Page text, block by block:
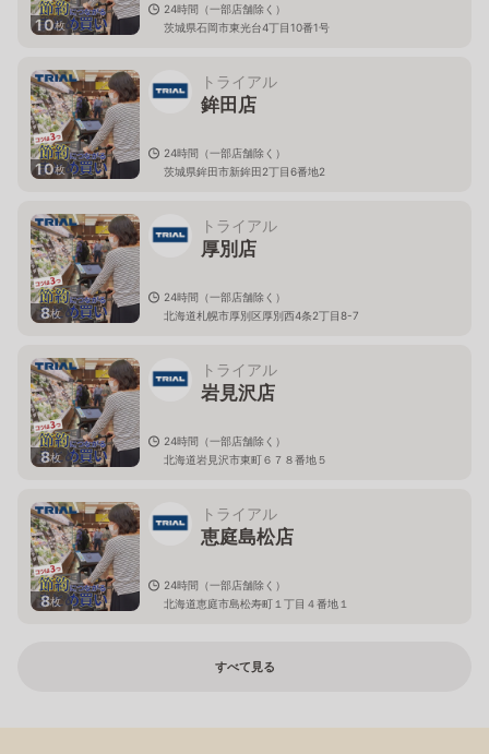
10枚
24時間（一部店舗除く）
茨城県石岡市東光台4丁目10番1号
10枚
トライアル
鉾田店
24時間（一部店舗除く）
茨城県鉾田市新鉾田2丁目6番地2
8枚
トライアル
厚別店
24時間（一部店舗除く）
北海道札幌市厚別区厚別西4条2丁目8-7
8枚
トライアル
岩見沢店
24時間（一部店舗除く）
北海道岩見沢市東町６７８番地５
8枚
トライアル
恵庭島松店
24時間（一部店舗除く）
北海道恵庭市島松寿町１丁目４番地１
すべて見る